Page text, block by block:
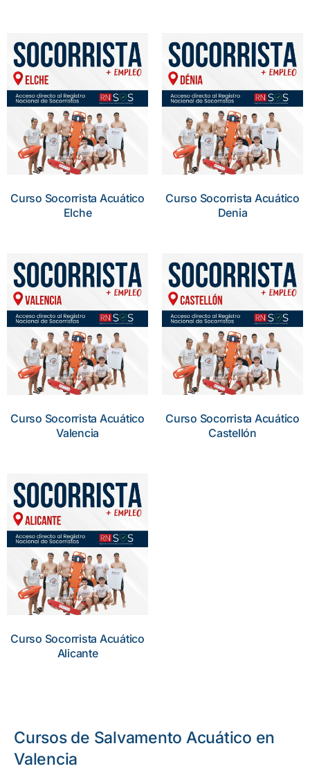
Curso Socorrista Acuático
Elche
Curso Socorrista Acuático
Denia
Curso Socorrista Acuático
Valencia
Curso Socorrista Acuático
Castellón
Curso Socorrista Acuático
Alicante
Cursos de Salvamento Acuático en
Valencia